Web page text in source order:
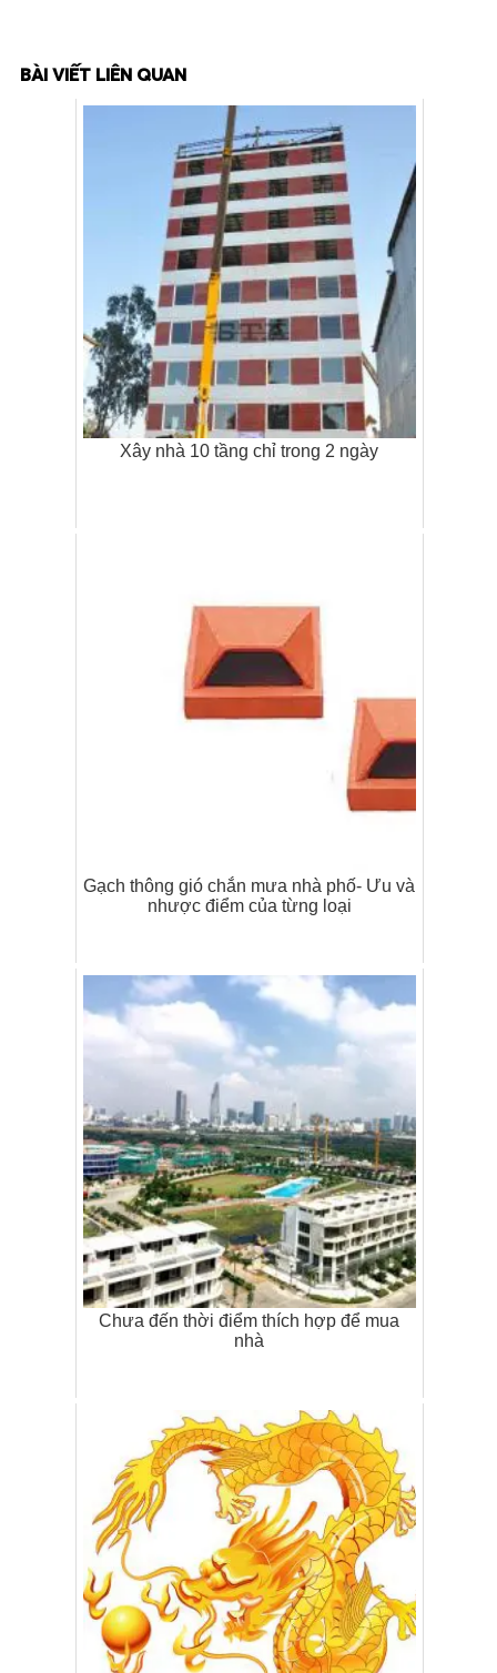
BÀI VIẾT LIÊN QUAN
Xây nhà 10 tầng chỉ trong 2 ngày
Gạch thông gió chắn mưa nhà phố- Ưu và
nhược điểm của từng loại
Chưa đến thời điểm thích hợp để mua
nhà